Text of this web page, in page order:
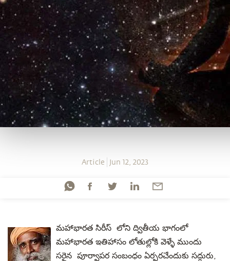
Article Jun 12, 2023
మహాభారత సిరీస్ లోని ద్వితీయ భాగంలో
మహాభారత ఇతిహాసం లోతుల్లోకి వెళ్ళే ముందు
సరైన పూర్వాపర సంబంధం ఏర్పరచేందుకు సద్గురు,